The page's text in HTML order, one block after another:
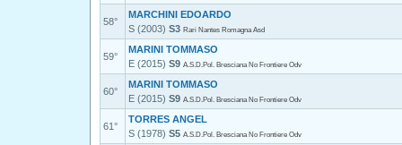
58°
MARCHINI EDOARDO
S (2003) S3 Rari Nantes Romagna Asd
59°
MARINI TOMMASO
E (2015) S9 A.S.D.Pol. Bresciana No Frontiere Odv
60°
MARINI TOMMASO
E (2015) S9 A.S.D.Pol. Bresciana No Frontiere Odv
61°
TORRES ANGEL
S (1978) S5 A.S.D.Pol. Bresciana No Frontiere Odv